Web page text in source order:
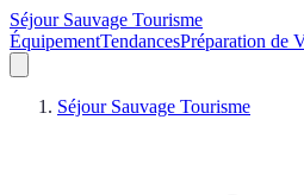
Séjour Sauvage Tourisme
ÉquipementTendancesPréparation de
Séjour Sauvage Tourisme